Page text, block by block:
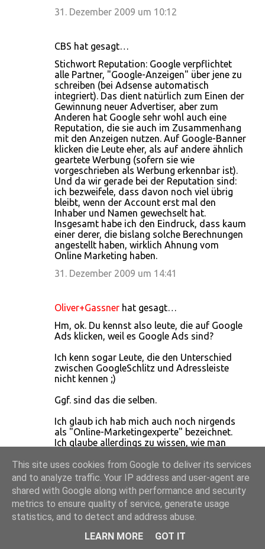
31. Dezember 2009 um 10:12
CBS hat gesagt…
Stichwort Reputation: Google verpflichtet
alle Partner, "Google-Anzeigen" über jene zu
schreiben (bei Adsense automatisch
integriert). Das dient natürlich zum Einen der
Gewinnung neuer Advertiser, aber zum
Anderen hat Google sehr wohl auch eine
Reputation, die sie auch im Zusammenhang
mit den Anzeigen nutzen. Auf Google-Banner
klicken die Leute eher, als auf andere ähnlich
geartete Werbung (sofern sie wie
vorgeschrieben als Werbung erkennbar ist).
Und da wir gerade bei der Reputation sind:
ich bezweifele, dass davon noch viel übrig
bleibt, wenn der Account erst mal den
Inhaber und Namen gewechselt hat.
Insgesamt habe ich den Eindruck, dass kaum
einer derer, die bislang solche Berechnungen
angestellt haben, wirklich Ahnung vom
Online Marketing haben.
31. Dezember 2009 um 14:41
Oliver+Gassner hat gesagt…
Hm, ok. Du kennst also leute, die auf Google
Ads klicken, weil es Google Ads sind?
Ich kenn sogar Leute, die den Unterschied
zwischen GoogleSchlitz und Adressleiste
nicht kennen ;)
Ggf. sind das die selben.
Ich glaub ich hab mich auch noch nirgends
als "Online-Marketingexperte" bezeichnet.
Ich glaube allerdings zu wissen, wie man
nämlich. Ich mach nämlich (außer als
Networking oder in Vorträgen) für mich
selbst kein anderes Marketing und mein
einziges Printmaterial zu mir sind meine
Visitenkarten ;)
This site uses cookies from Google to deliver its services
and to analyze traffic. Your IP address and user-agent are
shared with Google along with performance and security
metrics to ensure quality of service, generate usage
statistics, and to detect and address abuse.
LEARN MORE
GOT IT